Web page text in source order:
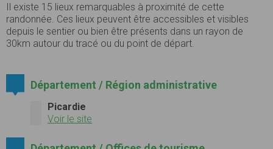
Il existe 15 lieux remarquables à proximité de cette
randonnée. Ces lieux peuvent être accessibles et visibles
depuis le sentier ou bien être présents dans un rayon de
30km autour du tracé ou du point de départ.
Département / Région administrative
Picardie
Voir le site